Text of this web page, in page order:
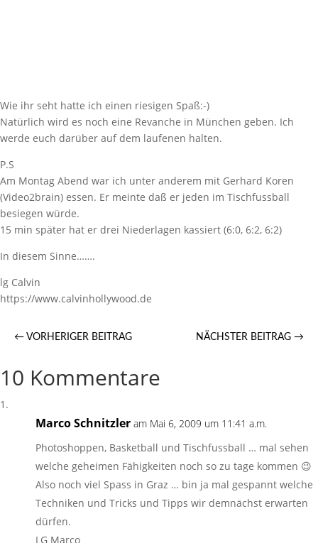
Wie ihr seht hatte ich einen riesigen Spaß:-)
Natürlich wird es noch eine Revanche in München geben. Ich
werde euch darüber auf dem laufenen halten.
P.S
Am Montag Abend war ich unter anderem mit Gerhard Koren
(Video2brain) essen. Er meinte daß er jeden im Tischfussball
besiegen würde.
15 min später hat er drei Niederlagen kassiert (6:0, 6:2, 6:2)
In diesem Sinne…….
lg Calvin
https://www.calvinhollywood.de
← VORHERIGER BEITRAG NÄCHSTER BEITRAG →
10 Kommentare
Marco Schnitzler am Mai 6, 2009 um 11:41 a.m.
Photoshoppen, Basketball und Tischfussball … mal sehen
welche geheimen Fähigkeiten noch so zu tage kommen 😉
Also noch viel Spass in Graz … bin ja mal gespannt welche
Techniken und Tricks und Tipps wir demnächst erwarten
dürfen.
LG Marco